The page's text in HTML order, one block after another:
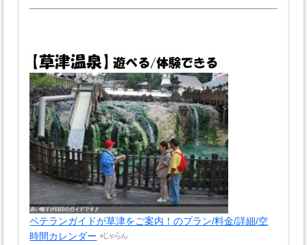
ベテランガイドが草津をご案内！のプラン/料金/詳細/空
時間カレンダー